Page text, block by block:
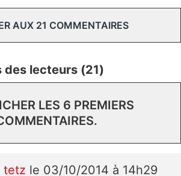
AUX 21 COMMENTAIRES
des lecteurs (21)
LES 6 PREMIERS
tetz le 03/10/2014 à 14h29